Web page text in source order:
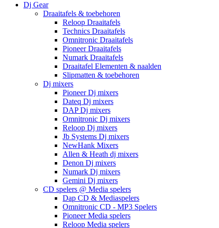
Dj Gear
Draaitafels & toebehoren
Reloop Draaitafels
Technics Draaitafels
Omnitronic Draaitafels
Pioneer Draaitafels
Numark Draaitafels
Draaitafel Elementen & naalden
Slipmatten & toebehoren
Dj mixers
Pioneer Dj mixers
Dateq Dj mixers
DAP Dj mixers
Omnitronic Dj mixers
Reloop Dj mixers
Jb Systems Dj mixers
NewHank Mixers
Allen & Heath dj mixers
Denon Dj mixers
Numark Dj mixers
Gemini Dj mixers
CD spelers @ Media spelers
Dap CD & Mediaspelers
Omnitronic CD - MP3 Spelers
Pioneer Media spelers
Reloop Media spelers